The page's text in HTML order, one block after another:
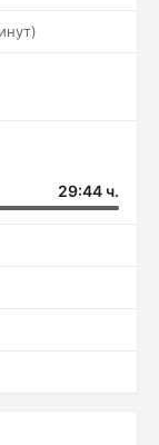
29:44 ч.